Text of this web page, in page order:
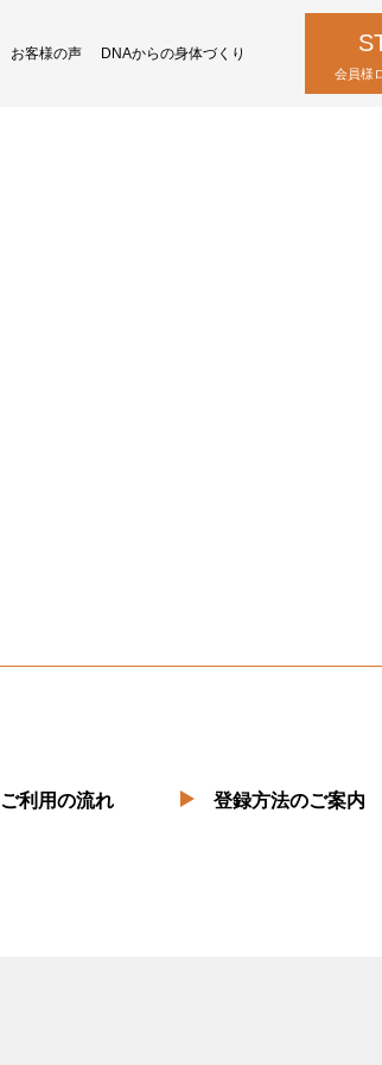
お客様の声 DNAからの身体づくり
会員様
ご利用の流れ 登録方法のご案内